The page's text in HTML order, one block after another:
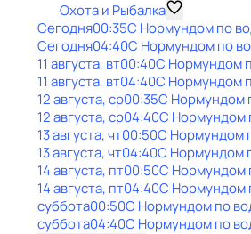
Охота и Рыбалка
Сегодня00:35С Нормундом по
Сегодня04:40С Нормундом по
11 августа, вт00:40С Нормундом
11 августа, вт04:40С Нормундом
12 августа, ср00:35С Нормундом
12 августа, ср04:40С Нормундом
13 августа, чт00:50С Нормундом
13 августа, чт04:40С Нормундом
14 августа, пт00:50С Нормундом
14 августа, пт04:40С Нормундом
суббота00:50С Нормундом по
суббота04:40С Нормундом по